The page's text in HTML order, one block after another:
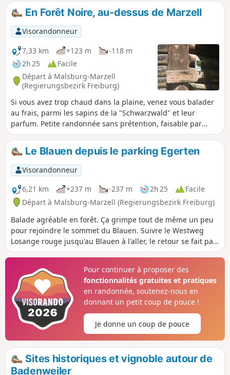
En Forêt Noire, au-dessus de Marzell
Visorandonneur
7,33 km
+123 m
-118 m
2h 25
Facile
Départ à Malsburg-Marzell
(Regierungsbezirk Freiburg)
Si vous avez trop chaud dans la plaine, venez vous balader
au frais, parmi les sapins de la "Schwarzwald" et leur
parfum. Petite randonnée sans prétention, faisable par
toute la famille et à tous les âges.
Le Blauen depuis le parking Egerten
Visorandonneur
6,21 km
+237 m -237 m 2h 25
Facile
Départ à Malsburg-Marzell (Regierungsbezirk Freiburg)
Balade agréable en forêt. Ça grimpe tout de même un peu
pour rejoindre le sommet du Blauen. Suivre le Westweg
Losange rouge jusqu'au Blauen à l'aller, le retour se fait par
un chemin non balisé puis le Losange Jaune. La vue est
temps est couvert, le Blauen émergeant d'une mer de
nuages. D'autres fois, la vue porte loin vers la plaine du
Rhin, le Jura, les Alpes, les Vosges.
Pour continuer à proposer des
fonctionnalités gratuites et pratiques
en randonnée, soutenez-nous en
donnant un petit coup de pouce !
Je donne un coup de pouce
Sites historiques et vignoble autour de
Badenweiler